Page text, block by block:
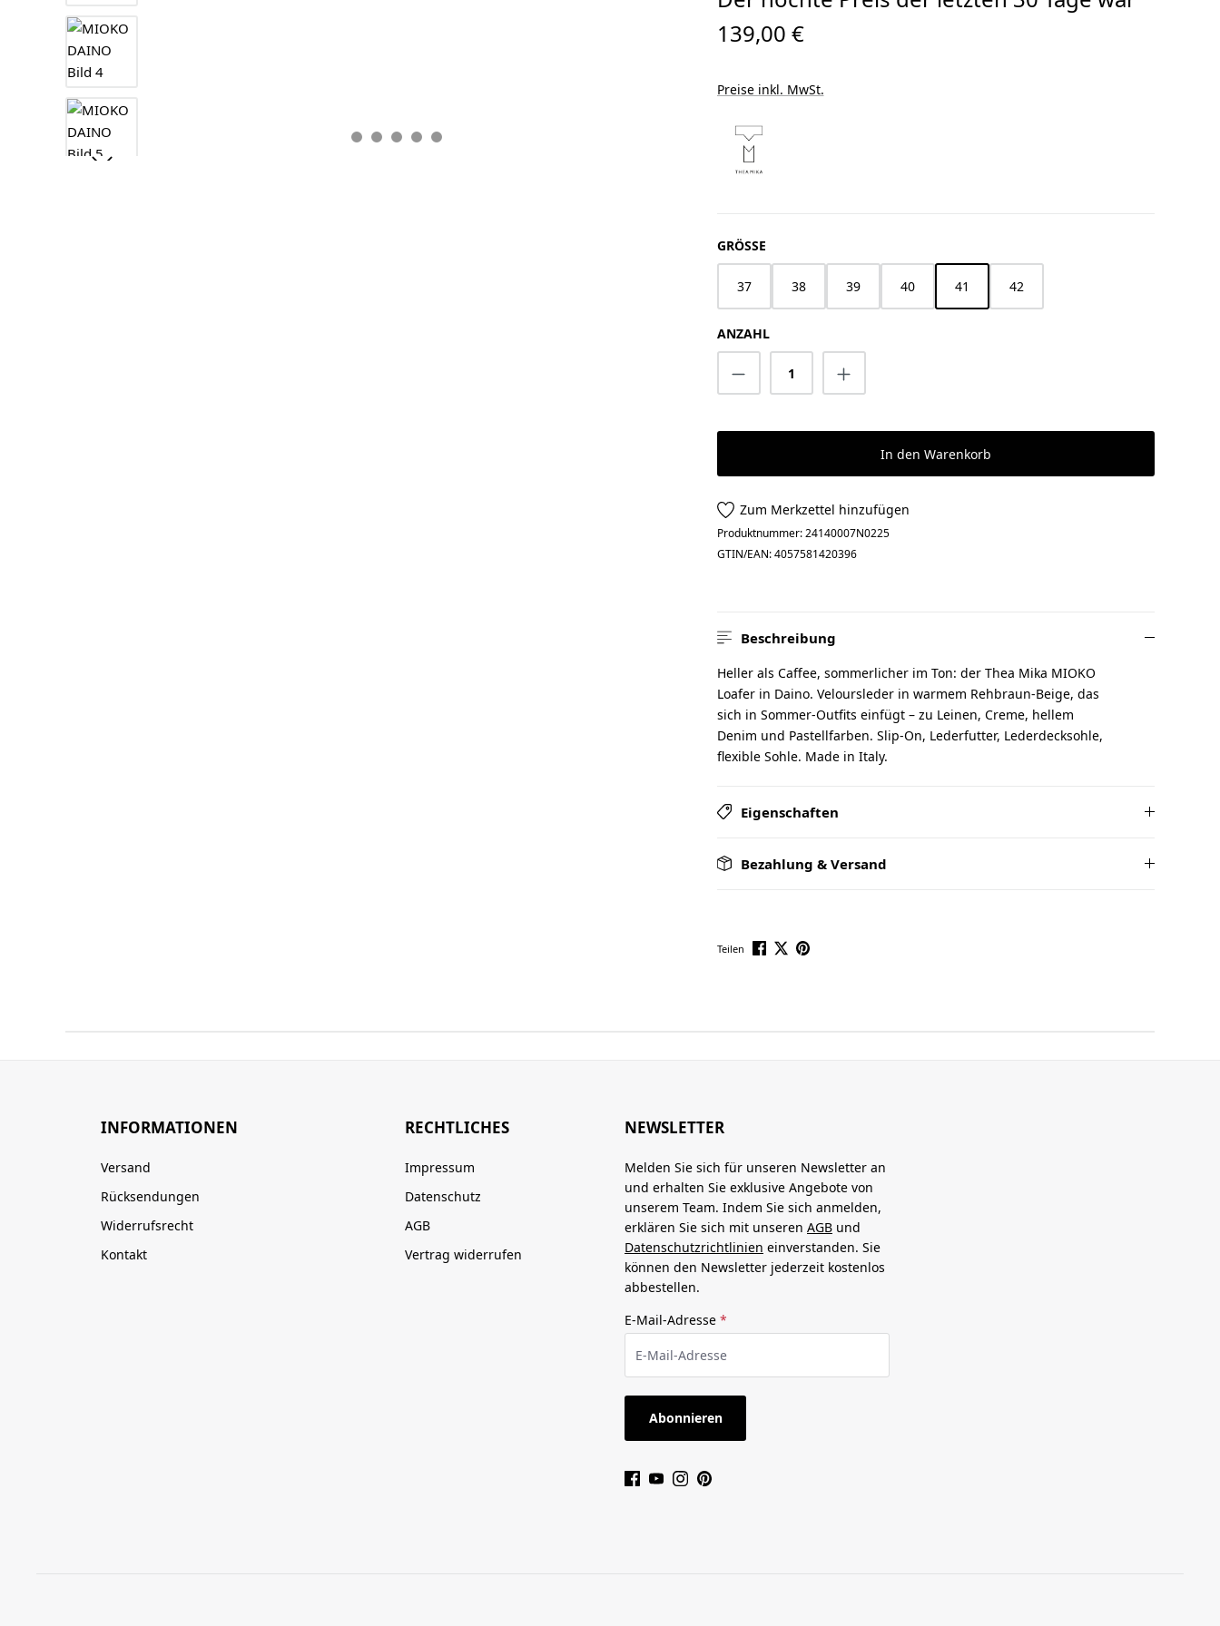
139,00 €
Preise inkl. MwSt.
GRÖSSE AUSWÄHLEN
37 38 39 40 41 42
ANZAHL
Produkt Anzahl: Gib den gewünschten Wert
In den Warenkorb
Zum Merkzettel hinzufügen
Produktnummer:24140007N0225
GTIN/EAN:4057581420396
Beschreibung
Heller als Caffee, sommerlicher im Ton: der Thea Mika MIOKO
Loafer in Daino. Veloursleder in warmem Rehbraun-Beige, das
sich in Sommer-Outfits einfügt – zu Leinen, Creme, hellem
Denim und Pastellfarben. Slip-On, Lederfutter, Lederdecksohle,
flexible Sohle. Made in Italy.
Eigenschaften
Bezahlung & Versand
Teilen
INFORMATIONEN
Versand
Rücksendungen
Widerrufsrecht
Kontakt
RECHTLICHES
Impressum
Datenschutz
AGB
Vertrag widerrufen
NEWSLETTER
Melden Sie sich für unseren Newsletter an
und erhalten Sie exklusive Angebote von
unserem Team. Indem Sie sich anmelden,
erklären Sie sich mit unseren AGB und
Datenschutzrichtlinien einverstanden. Sie
können den Newsletter jederzeit kostenlos
abbestellen.
E-Mail-Adresse *
Abonnieren